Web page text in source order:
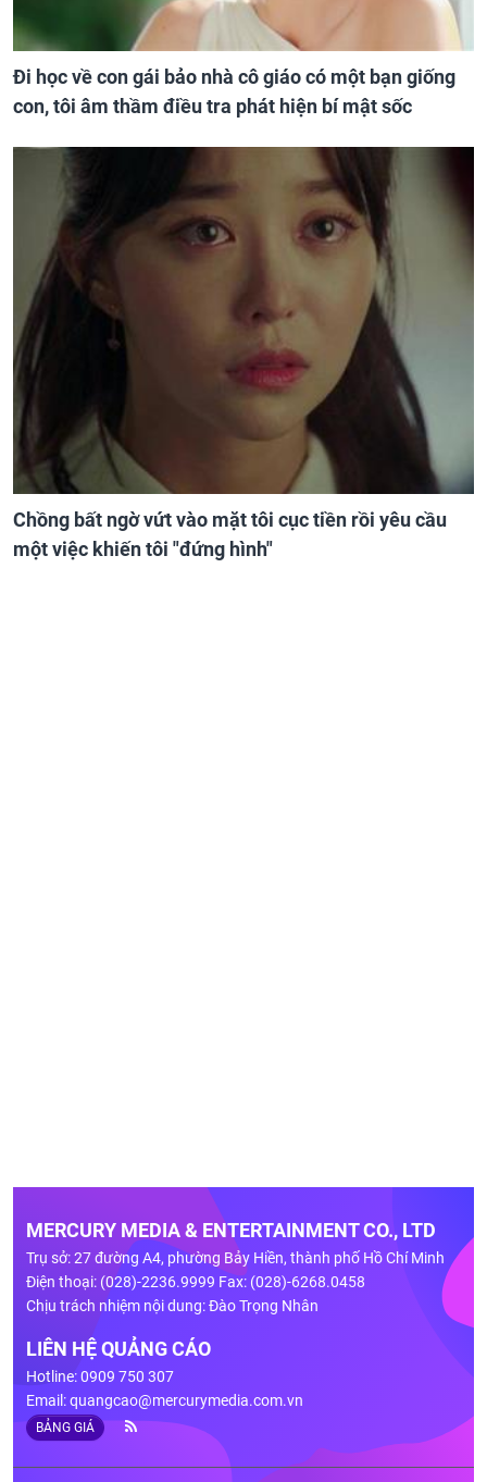
Đi học về con gái bảo nhà cô giáo có một bạn giống
con, tôi âm thầm điều tra phát hiện bí mật sốc
Chồng bất ngờ vứt vào mặt tôi cục tiền rồi yêu cầu
một việc khiến tôi "đứng hình"
MERCURY MEDIA & ENTERTAINMENT CO., LTD
Trụ sở: 27 đường A4, phường Bảy Hiền, thành phố Hồ Chí Minh
Điện thoại: (028)-2236.9999 Fax: (028)-6268.0458
Chịu trách nhiệm nội dung: Đào Trọng Nhân
LIÊN HỆ QUẢNG CÁO
Hotline: 0909 750 307
Email:quangcao@mercurymedia.com.vn
BẢNG GIÁ